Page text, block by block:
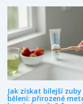
o zuby
Jak získat bílejší zuby
bělení: přirozené